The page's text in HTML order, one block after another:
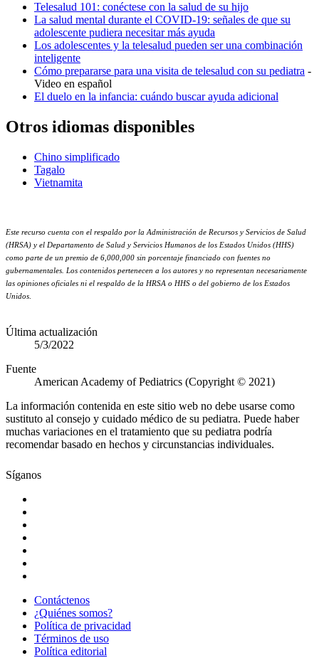
Telesalud 101: conéctese con la salud de su hijo
La salud mental durante el COVID-19: señales de que su
adolescente pudiera necesitar más ayuda
Los adolescentes y la telesalud pueden ser una combinación
inteligente
Cómo prepararse para una visita de telesalud con su pediatra -
Video en español
El duelo en la infancia: cuándo buscar ayuda adicional
Otros idiomas disponibles
Chino simplificado
Tagalo
Vietnamita
Este recurso cuenta con el respaldo por la Administración de Recursos y Servicios de Salud
(HRSA) y el Departamento de Salud y Servicios Humanos de los Estados Unidos (HHS)
como parte de un premio de 6,000,000 sin porcentaje financiado con fuentes no
gubernamentales. Los contenidos pertenecen a los autores y no representan necesariamente
las opiniones oficiales ni el respaldo de la HRSA o HHS o del gobierno de los Estados
Unidos
Última actualización
5/3/2022
Fuente
American Academy of Pediatrics (Copyright © 2021)
La información contenida en este sitio web no debe usarse como
sustituto al consejo y cuidado médico de su pediatra. Puede haber
muchas variaciones en el tratamiento que su pediatra podría
recomendar basado en hechos y circunstancias individuales.
Síganos
Contáctenos
¿Quiénes somos?
Política de privacidad
Términos de uso
Política editorial